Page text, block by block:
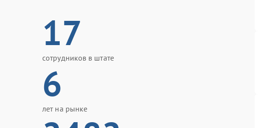
17
сотрудников в штате
6
лет на рынке